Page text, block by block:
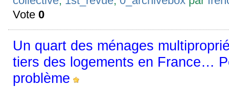
Vote0
Un quart des ménages
tiers des logements en France…
problème